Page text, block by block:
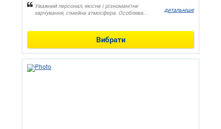
Уважний персонал, якісне і різноманітне
харчування, сімейна атмосфера. Особлива...
детальніше
Вибрати